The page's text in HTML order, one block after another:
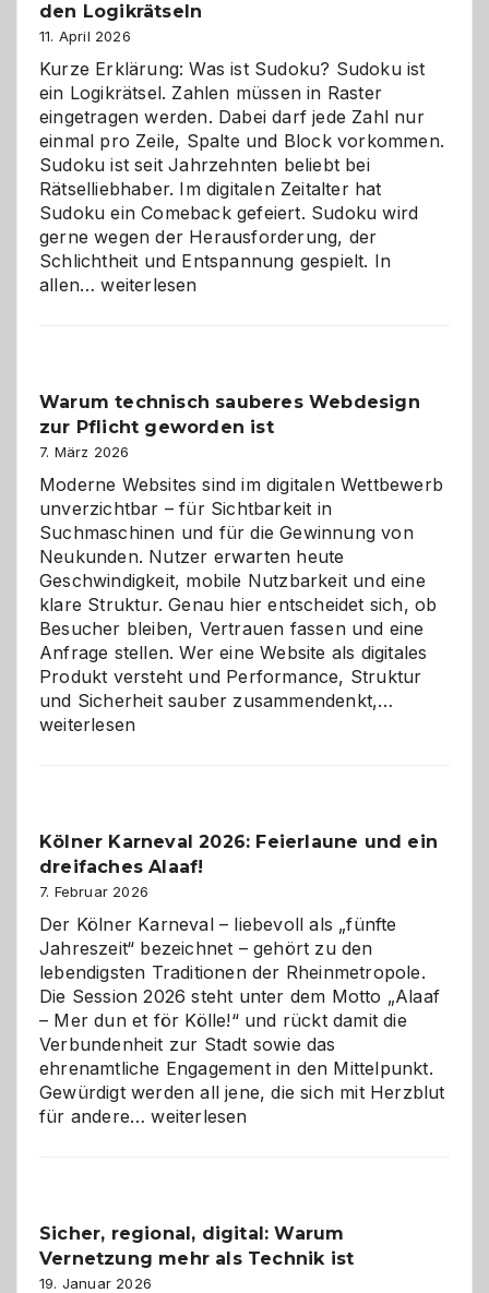
den Logikrätseln
11. April 2026
Kurze Erklärung: Was ist Sudoku? Sudoku ist
ein Logikrätsel. Zahlen müssen in Raster
eingetragen werden. Dabei darf jede Zahl nur
einmal pro Zeile, Spalte und Block vorkommen.
Sudoku ist seit Jahrzehnten beliebt bei
Rätselliebhaber. Im digitalen Zeitalter hat
Sudoku ein Comeback gefeiert. Sudoku wird
gerne wegen der Herausforderung, der
Schlichtheit und Entspannung gespielt. In
allen…Sudoku
den
Logikrätseln
weiterlesen
Warum technisch sauberes Webdesign
zur Pflicht geworden ist
7. März 2026
Moderne Websites sind im digitalen Wettbewerb
unverzichtbar – für Sichtbarkeit in
Suchmaschinen und für die Gewinnung von
Neukunden. Nutzer erwarten heute
Geschwindigkeit, mobile Nutzbarkeit und eine
klare Struktur. Genau hier entscheidet sich, ob
Besucher bleiben, Vertrauen fassen und eine
Anfrage stellen. Wer eine Website als digitales
Produkt versteht und Performance, Struktur
und Sicherheit sauber zusammendenkt,…
geworden
weiterlesen
Kölner Karneval 2026: Feierlaune und ein
dreifaches Alaaf!
7. Februar 2026
Der Kölner Karneval – liebevoll als „fünfte
Jahreszeit“ bezeichnet – gehört zu den
lebendigsten Traditionen der Rheinmetropole.
Die Session 2026 steht unter dem Motto „Alaaf
– Mer dun et för Kölle!“ und rückt damit die
Verbundenheit zur Stadt sowie das
ehrenamtliche Engagement in den Mittelpunkt.
Gewürdigt werden all jene, die sich mit Herzblut
für andere…Kölner
ein
dreifaches
Alaaf!
weiterlesen
Sicher, regional, digital: Warum
Vernetzung mehr als Technik ist
19. Januar 2026